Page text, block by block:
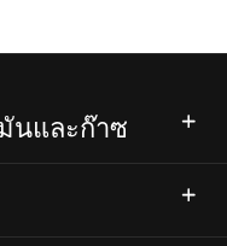
นและก๊าซ